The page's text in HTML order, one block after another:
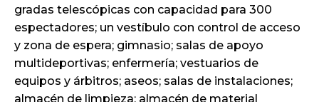
gradas telescópicas con capacidad para 300
espectadores; un vestíbulo con control de acceso
y zona de espera; gimnasio; salas de apoyo
multideportivas; enfermería; vestuarios de
equipos y árbitros; aseos; salas de instalaciones;
almacén de limpieza; almacén de material